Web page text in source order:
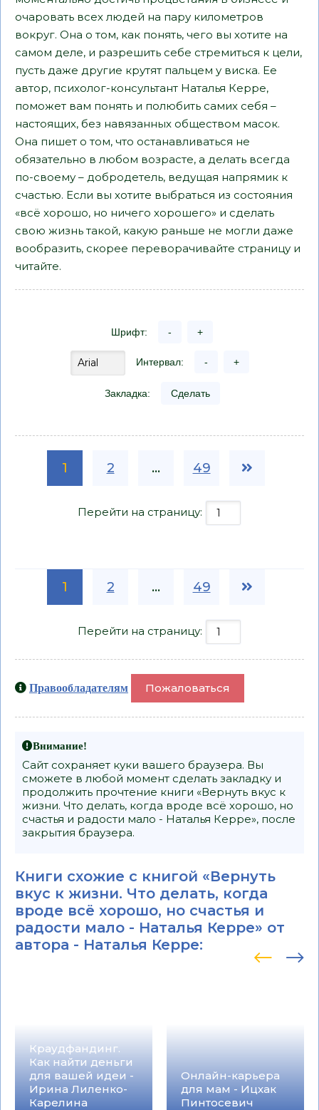
очаровать всех людей на пару километров
вокруг. Она о том, как понять, чего вы хотите на
самом деле, и разрешить себе стремиться к цели,
пусть даже другие крутят пальцем у виска. Ее
автор, психолог-консультант Наталья Керре,
поможет вам понять и полюбить самих себя –
настоящих, без навязанных обществом масок.
Она пишет о том, что останавливаться не
обязательно в любом возрасте, а делать всегда
по-своему – добродетель, ведущая напрямик к
счастью. Если вы хотите выбраться из состояния
«всё хорошо, но ничего хорошего» и сделать
свою жизнь такой, какую раньше не могли даже
вообразить, скорее переворачивайте страницу и
читайте.
Шрифт: - +
Интервал: - +
Закладка: Сделать
1 2 ... 49
Перейти на страницу:
1 2 ... 49
Перейти на страницу:
Правообладателям Пожаловаться
Внимание!
Сайт сохраняет куки вашего браузера. Вы
сможете в любой момент сделать закладку и
продолжить прочтение книги «Вернуть вкус к
жизни. Что делать, когда вроде всё хорошо, но
счастья и радости мало - Наталья Керре», после
закрытия браузера.
Книги схожие с книгой «Вернуть
вкус к жизни. Что делать, когда
вроде всё хорошо, но счастья и
радости мало - Наталья Керре» от
автора - Наталья Керре:
Краудфандинг.
Как найти деньги
для вашей идеи -
Ирина Лиленко-
Карелина
Онлайн-карьера
для мам - Ицхак
Пинтосевич